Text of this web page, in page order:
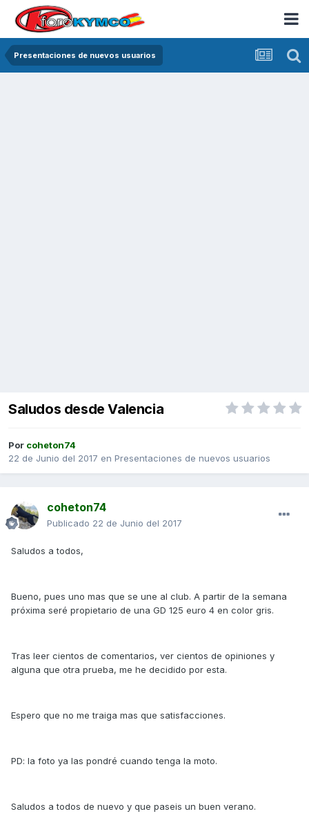
Presentaciones de nuevos usuarios
Saludos desde Valencia
Por coheton74
22 de Junio del 2017 en Presentaciones de nuevos usuarios
coheton74
Publicado 22 de Junio del 2017
Saludos a todos,
Bueno, pues uno mas que se une al club. A partir de la semana
próxima seré propietario de una GD 125 euro 4 en color gris.
Tras leer cientos de comentarios, ver cientos de opiniones y
alguna que otra prueba, me he decidido por esta.
Espero que no me traiga mas que satisfacciones.
PD: la foto ya las pondré cuando tenga la moto.
Saludos a todos de nuevo y que paseis un buen verano.